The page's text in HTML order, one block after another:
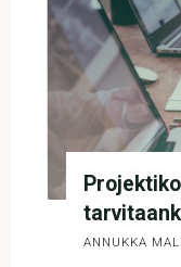
ovat
ANNUKKA